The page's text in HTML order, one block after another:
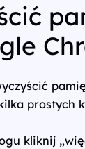
prostych
kliknij